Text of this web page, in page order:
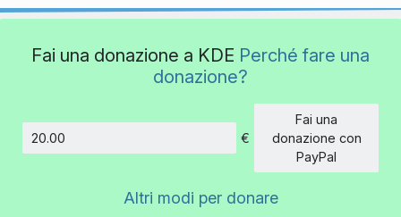
Fai una donazione a KDE Perché fare una
donazione?
Importo
€
Fai una
donazione con
PayPal
Altri modi per donare